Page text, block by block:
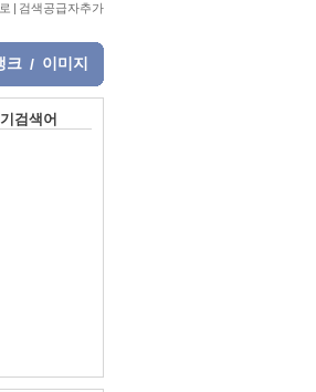
| 검색공급자추가
크 / 이미지
검색어